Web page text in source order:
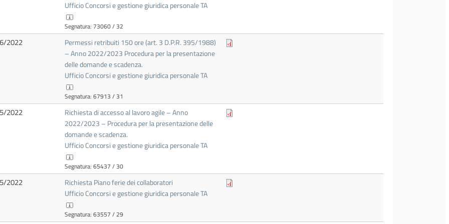
Ufficio Concorsi e gestione giuridica personale TA
Segnatura: 73060 / 32
2022
Permessi retribuiti 150 ore (art. 3 D.P.R. 395/1988)
– Anno 2022/2023 Procedura per la presentazione
delle domande e scadenza.
Ufficio Concorsi e gestione giuridica personale TA
Segnatura: 67913 / 31
2022
Richiesta di accesso al lavoro agile – Anno
2022/2023 – Procedura per la presentazione delle
domande e scadenza.
Ufficio Concorsi e gestione giuridica personale TA
Segnatura: 65437 / 30
2022
Richiesta Piano ferie dei collaboratori
Ufficio Concorsi e gestione giuridica personale TA
Segnatura: 63557 / 29